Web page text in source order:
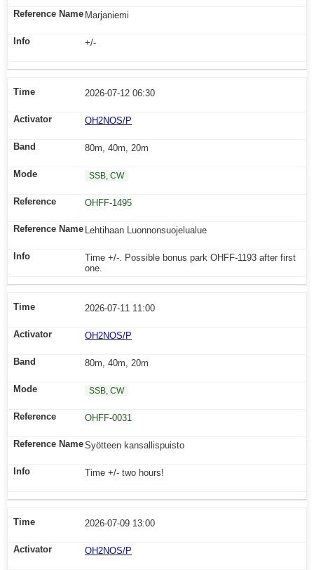
Marjaniemi
+/-
2026-07-12 06:30
OH2NOS/P
80m, 40m, 20m
SSB, CW
OHFF-1495
Lehtihaan Luonnonsuojelualue
Time +/-. Possible bonus park OHFF-1193 after first
one.
2026-07-11 11:00
OH2NOS/P
80m, 40m, 20m
SSB, CW
OHFF-0031
Syötteen kansallispuisto
Time +/- two hours!
2026-07-09 13:00
OH2NOS/P